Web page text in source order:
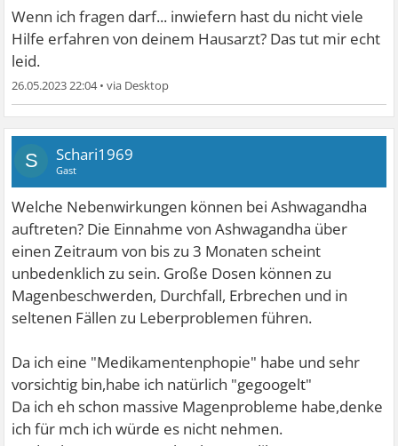
Wenn ich fragen darf... inwiefern hast du nicht viele
Hilfe erfahren von deinem Hausarzt? Das tut mir echt
leid.
26.05.2023 22:04•
S Schari1969
Gast
Welche Nebenwirkungen können bei Ashwagandha
auftreten? Die Einnahme von Ashwagandha über
einen Zeitraum von bis zu 3 Monaten scheint
unbedenklich zu sein. Große Dosen können zu
Magenbeschwerden, Durchfall, Erbrechen und in
seltenen Fällen zu Leberproblemen führen.
Da ich eine "Medikamentenphopie" habe und sehr
vorsichtig bin,habe ich natürlich "gegoogelt"
Da ich eh schon massive Magenprobleme habe,denke
ich für mch ich würde es nicht nehmen.